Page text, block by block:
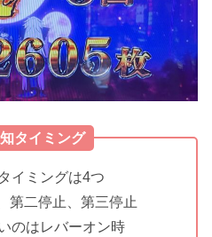
タイミング
イミングは4つ
第二停止、第三停止
のはレバーオン時